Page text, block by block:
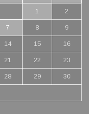
1 2
7 8 9
14 15 16
21 22 23
28 29 30